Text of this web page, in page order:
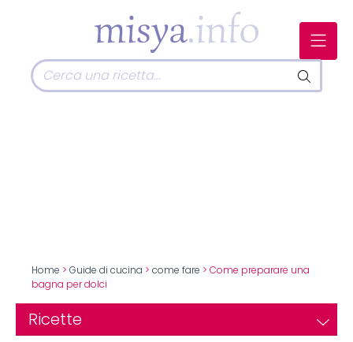
Home > Guide di cucina > come fare > Come preparare una
bagna per dolci
Ricette